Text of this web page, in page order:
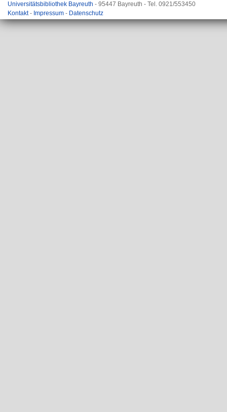
Universitätsbibliothek Bayreuth - 95447 Bayreuth - Tel. 0921/553450
Kontakt- Impressum - Datenschutz